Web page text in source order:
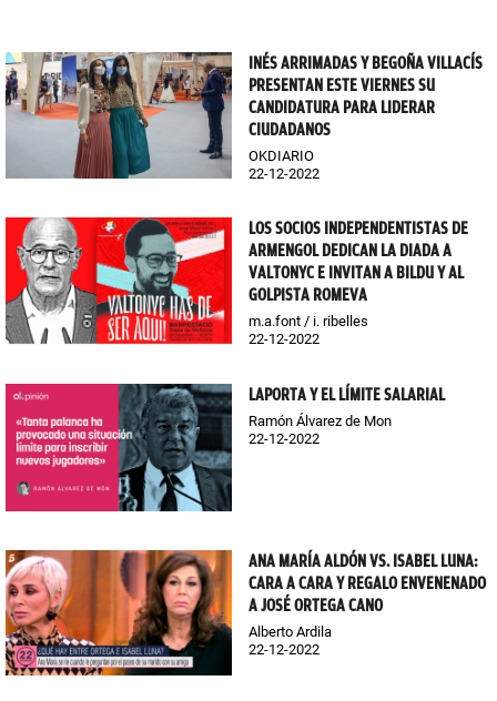
INÉS ARRIMADAS Y BEGOÑA VILLACÍS
PRESENTAN ESTE VIERNES SU
CANDIDATURA PARA LIDERAR
CIUDADANOS
OKDIARIO
22-12-2022
LOS SOCIOS INDEPENDENTISTAS DE
ARMENGOL DEDICAN LA DIADA A
VALTONYC E INVITAN A BILDU Y AL
GOLPISTA ROMEVA
m.a.font / i. ribelles
22-12-2022
LAPORTA Y EL LÍMITE SALARIAL
Ramón Álvarez de Mon
22-12-2022
ANA MARÍA ALDÓN VS. ISABEL LUNA:
CARA A CARA Y REGALO ENVENENADO
A JOSÉ ORTEGA CANO
Alberto Ardila
22-12-2022